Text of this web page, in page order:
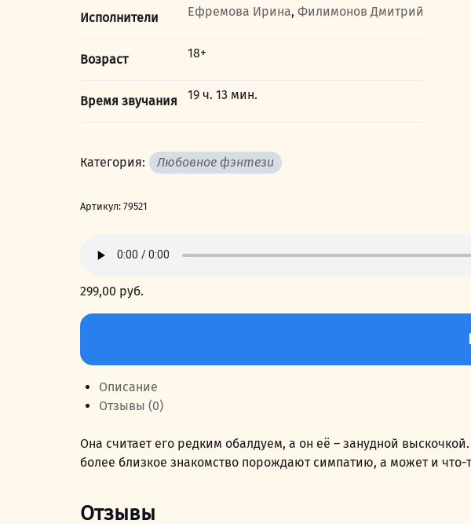
Исполнители Ефремова Ирина,Филимонов Дмитрий
Возраст 18+
Время звучания 19 ч. 13 мин.
Категория: Любовное фэнтези
Артикул: 79521
299,00 руб.
Количество
Тайна
Описание
Отзывы (0)
Она считает его редким обалдуем, а он её – занудной
более близкое знакомство порождают симпатию, а может и
Отзывы